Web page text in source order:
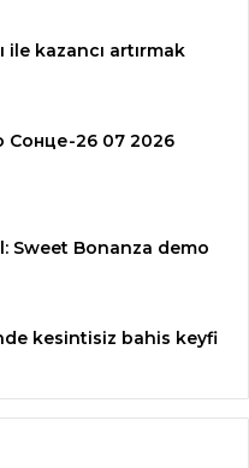
ile kazancı artırmak
Сонце-26 07 2026
Sweet Bonanza demo
kesintisiz bahis keyfi